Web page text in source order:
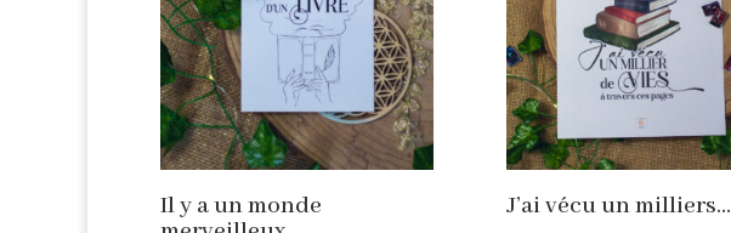
Il y a un monde
J’ai vécu un milliers…